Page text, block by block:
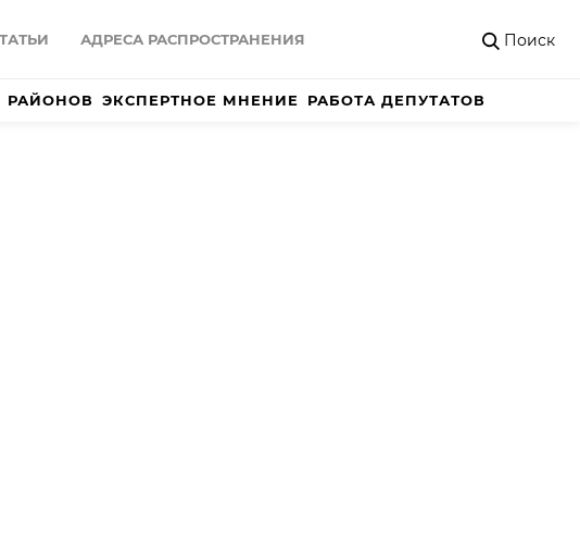
АДРЕСА РАСПРОСТРАНЕНИЯ Поиск
РАЙОНОВ ЭКСПЕРТНОЕ МНЕНИЕ РАБОТА ДЕПУТАТОВ